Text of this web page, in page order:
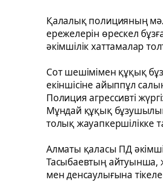
Қалалық полицияның
ережелерін өрескел
әкімшілік хаттамалар
Сот шешімімен құқық
екіншісіне айыппұл
Полиция агрессивті
Мұндай құқық
толық жауапкершілікке
Алматы қаласы ПД
Тасыбаевтың айтуынша,
мен денсаулығына